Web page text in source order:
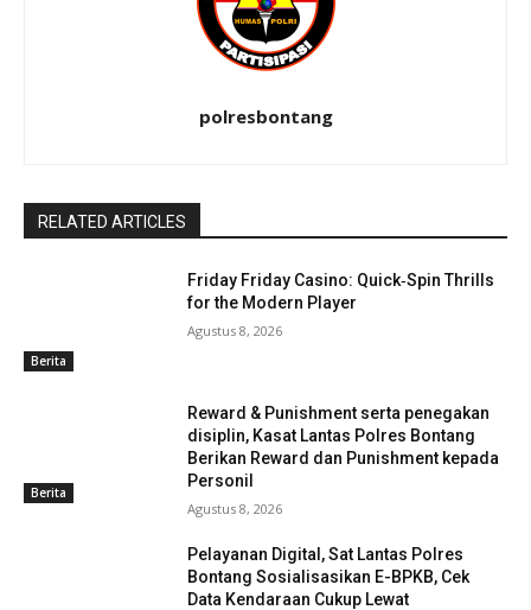
polresbontang
RELATED ARTICLES
Berita
Friday Friday Casino: Quick‑Spin Thrills
for the Modern Player
Agustus 8, 2026
Berita
Reward & Punishment serta penegakan
disiplin, Kasat Lantas Polres Bontang
Berikan Reward dan Punishment kepada
Personil
Agustus 8, 2026
Pelayanan Digital, Sat Lantas Polres
Bontang Sosialisasikan E-BPKB, Cek
Data Kendaraan Cukup Lewat